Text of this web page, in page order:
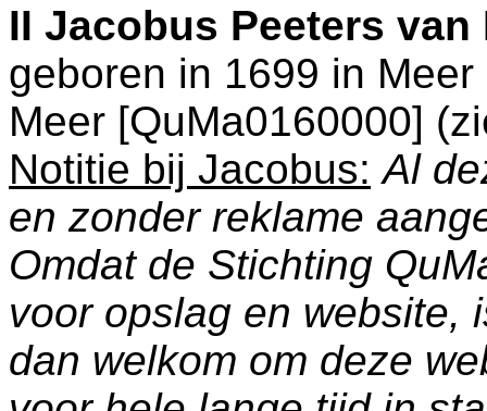
II Jacobus Peeters van
geboren in 1699 in Meer
Meer [QuMa0160000]
Notitie bij Jacobus: Al
en zonder reklame
Omdat de Stichting
voor opslag en website,
dan welkom om deze